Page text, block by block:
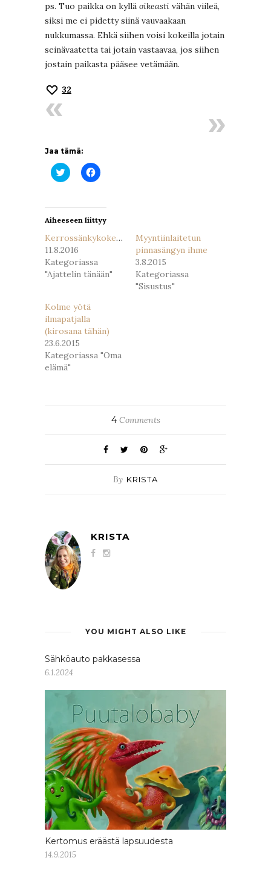
ps. Tuo paikka on kyllä oikeasti vähän viileä,
siksi me ei pidetty siinä vauvaakaan
nukkumassa. Ehkä siihen voisi kokeilla jotain
seinävaatetta tai jotain vastaavaa, jos siihen
jostain paikasta pääsee vetämään.
32
Jaa tämä:
Jaa
Twitterissä(Avautuu
Jaa
Facebookissa(Avautuu
Aiheeseen liittyy
Kerrossänkykokemuksia
11.8.2016
Kategoriassa
"Ajattelin tänään"
Myyntiinlaitetun
pinnasängyn ihme
3.8.2015
Kategoriassa
"Sisustus"
Kolme yötä
ilmapatjalla
(kirosana tähän)
23.6.2015
Kategoriassa "Oma
elämä"
4Comments
By KRISTA
KRISTA
YOU MIGHT ALSO LIKE
Sähköauto pakkasessa
6.1.2024
Kertomus eräästä lapsuudesta
14.9.2015